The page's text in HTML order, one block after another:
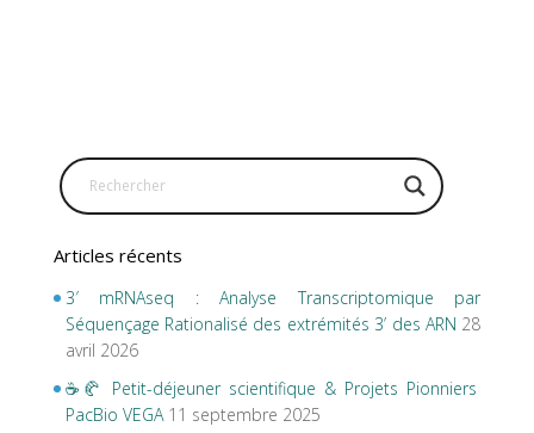
Articles récents
3′ mRNAseq : Analyse Transcriptomique par
Séquençage Rationalisé des extrémités 3’ des ARN 28
avril 2026
☕🥐 Petit-déjeuner scientifique & Projets Pionniers
PacBio VEGA 11 septembre 2025